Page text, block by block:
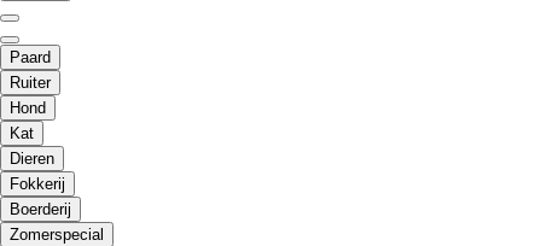
Paard
Ruiter
Hond
Kat
Dieren
Fokkerij
Boerderij
Zomerspecial